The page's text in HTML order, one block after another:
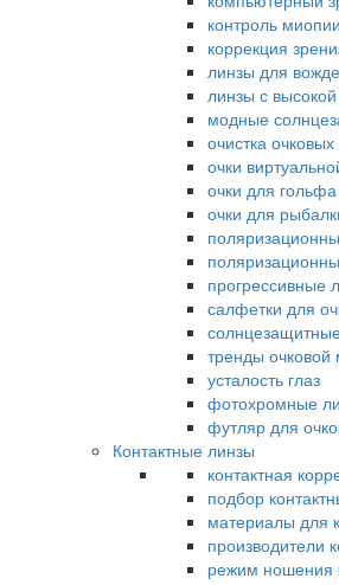
контроль миопии
коррекция
линзы для
линзы с
модные
очистка
очки
очки для гольфа
очки для
прогрессивные
салфетки для
тренды
усталость глаз
фотохромные
футляр для
Контактные линзы
контактная
подбор
материалы для
производители
режим ношения